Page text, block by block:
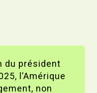
du président
l’Amérique
non